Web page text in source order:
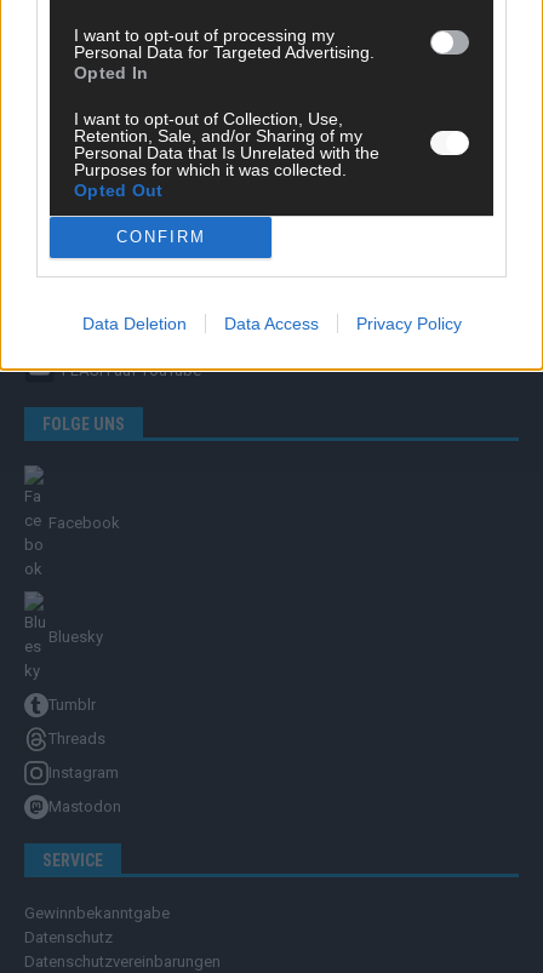
I want to opt-out of processing my
Personal Data for Targeted Advertising.
Opted In
I want to opt-out of Collection, Use,
Retention, Sale, and/or Sharing of my
Personal Data that Is Unrelated with the
Purposes for which it was collected.
Opted Out
CONFIRM
Data Deletion Data Access Privacy Policy
ÜBER UNS
Ehtikrichtlinie & Faktencheck
Redaktion und Verwaltung
FLASHauf YouTube
FOLGE UNS
Facebook
Bluesky
Tumblr
Threads
Instagram
Mastodon
SERVICE
Gewinnbekanntgabe
Datenschutz
Datenschutzvereinbarungen